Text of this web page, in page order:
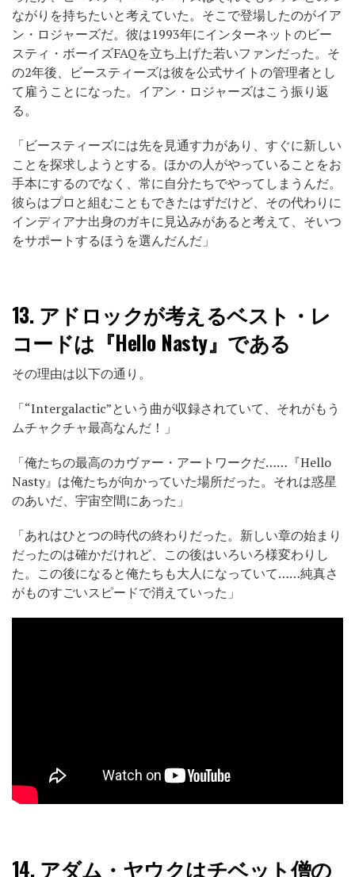
ながりを持ちたいと考えていた。そこで登場したのがイア
ン・ロジャーズだ。彼は1993年にインターネットのビー
スティ・ボーイズFAQを立ち上げた若いファンだった。そ
の2年後、ビースティーズは彼を公式サイトの管理者とし
て雇うことになった。イアン・ロジャーズはこう振り返
る。
「ビースティーズには先を見通す力があり、すぐに新しい
ことを探求しようとする。ほかの人がやっていることをお
手本にするのでなく、常に自分たちでやってしまうんだ。
彼らはプロと組むこともできたはずだけど、その代わりに
インディアナ出身のガキに見込みがあると考えて、そいつ
をサポートするほうを選んだんだ」
13.アドロックが考えるベスト・レ
コードは『Hello Nasty』である
その理由は以下の通り。
「“Intergalactic”という曲が収録されていて、それがもう
ムチャクチャ最高なんだ！」
「俺たちの最高のカヴァー・アートワークだ……『Hello
Nasty』は俺たちが向かっていた場所だった。それは惑星
のあいだ、宇宙空間にあった」
「あれはひとつの時代の終わりだった。新しい章の始まり
だったのは確かだけれど、この後はいろいろ様変わりし
た。この後になると俺たちも大人になっていて……純真さ
がものすごいスピードで消えていった」
14.アダム・ヤウクはチベット僧の